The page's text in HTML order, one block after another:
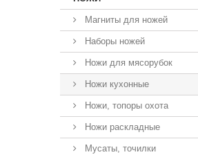
Магниты для ножей
Наборы ножей
Ножи для мясорубок
Ножи кухонные
Ножи, топоры охота
Ножи раскладные
Мусаты, точилки